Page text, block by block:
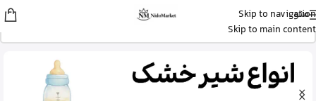
Skip to navigation
Skip to main content
منو
زهرااز گرگان
کپسول پریورین بایر آلمان رو خرید کرد